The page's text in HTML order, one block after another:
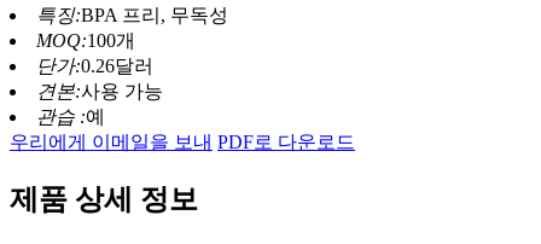
특징:BPA 프리, 무독성
MOQ:100개
단가:0.26달러
견본:사용 가능
관습 :예
우리에게 이메일을 보내 PDF로 다운로드
제품 상세 정보